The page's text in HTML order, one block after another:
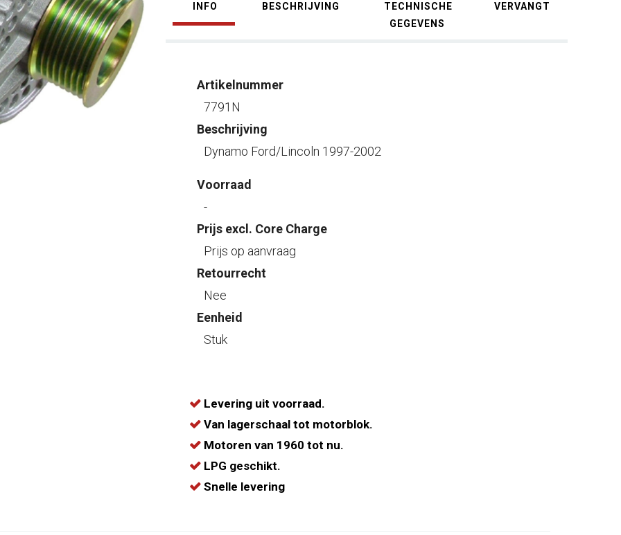
INFO BESCHRIJVING
TECHNISCHE
GEGEVENS
VERVANGT
Artikelnummer
7791N
Beschrijving
Dynamo Ford/Lincoln 1997-2002
Voorraad
-
Prijs excl. Core Charge
Prijs op aanvraag
Retourrecht
Nee
Eenheid
Stuk
Levering uit voorraad.
Van lagerschaal tot motorblok.
Motoren van 1960 tot nu.
LPG geschikt.
Snelle levering